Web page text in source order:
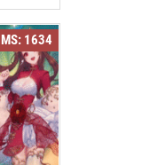
MS: 1634